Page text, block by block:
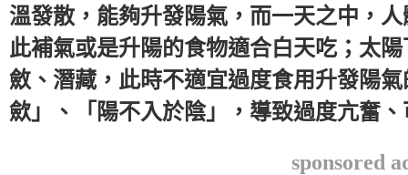
溫發散，能夠升發陽氣，而一天之中，
此補氣或是升陽的食物適合白天吃；太
斂、潛藏，此時不適宜過度食用升發陽
歛」、「陽不入於陰」，導致過度亢奮
sponsored